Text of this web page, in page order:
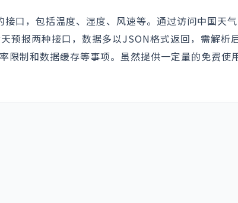
口，包括温度、湿度、风速等。通过访问中国天
预报两种接口，数据多以JSON格式返回，需解析
限制和数据缓存等事项。虽然提供一定量的免费使